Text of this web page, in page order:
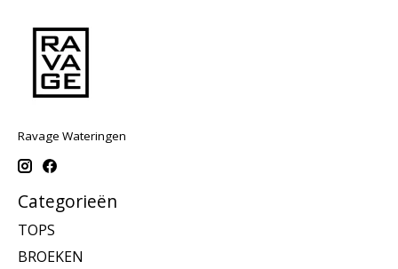
Ravage Wateringen
Categorieën
TOPS
BROEKEN